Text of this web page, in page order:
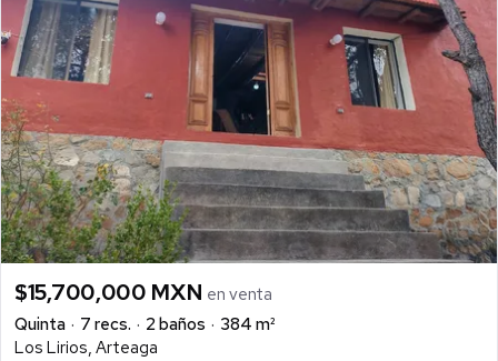
$15,700,000 MXN en venta
Quinta
7 recs. 2 baños
384 m²
Los Lirios, Arteaga